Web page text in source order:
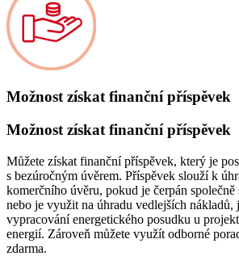
Možnost získat finanční příspěvek
Možnost získat finanční příspěvek
Můžete získat finanční příspěvek, který je
s bezúročným úvěrem. Příspěvek slouží k
komerčního úvěru, pokud je čerpán
nebo je využit na úhradu vedlejších nákladů,
vypracování energetického posudku u
energií. Zároveň můžete využít odborné
zdarma.